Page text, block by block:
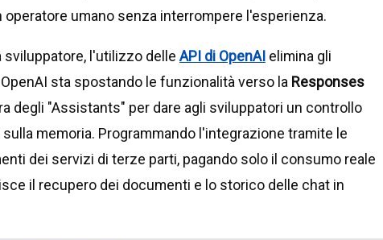
umano senza interrompere l'esperienza.
l'utilizzo delle API di OpenAI elimina gli
sta spostando le funzionalità verso la Responses
degli "Assistants" per dare agli sviluppatori un controllo
memoria. Programmando l'integrazione tramite le
dei servizi di terze parti, pagando solo il consumo reale
il recupero dei documenti e lo storico delle chat in